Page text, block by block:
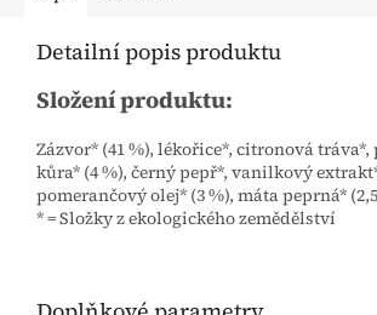
Detailní popis produktu
Složení produktu:
Zázvor* (41 %), lékořice*, citronová
kůra* (4 %), černý pepř*, vanilkový
pomerančový olej* (3 %), máta peprná*
* = Složky z ekologického zemědělství